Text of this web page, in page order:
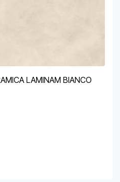
LAMINAM BIANCO